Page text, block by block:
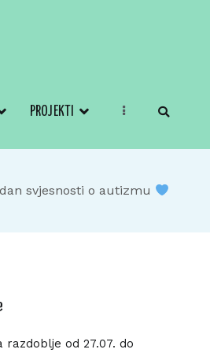
PROJEKTI
svjesnosti o autizmu
razdoblje od 27.07. do